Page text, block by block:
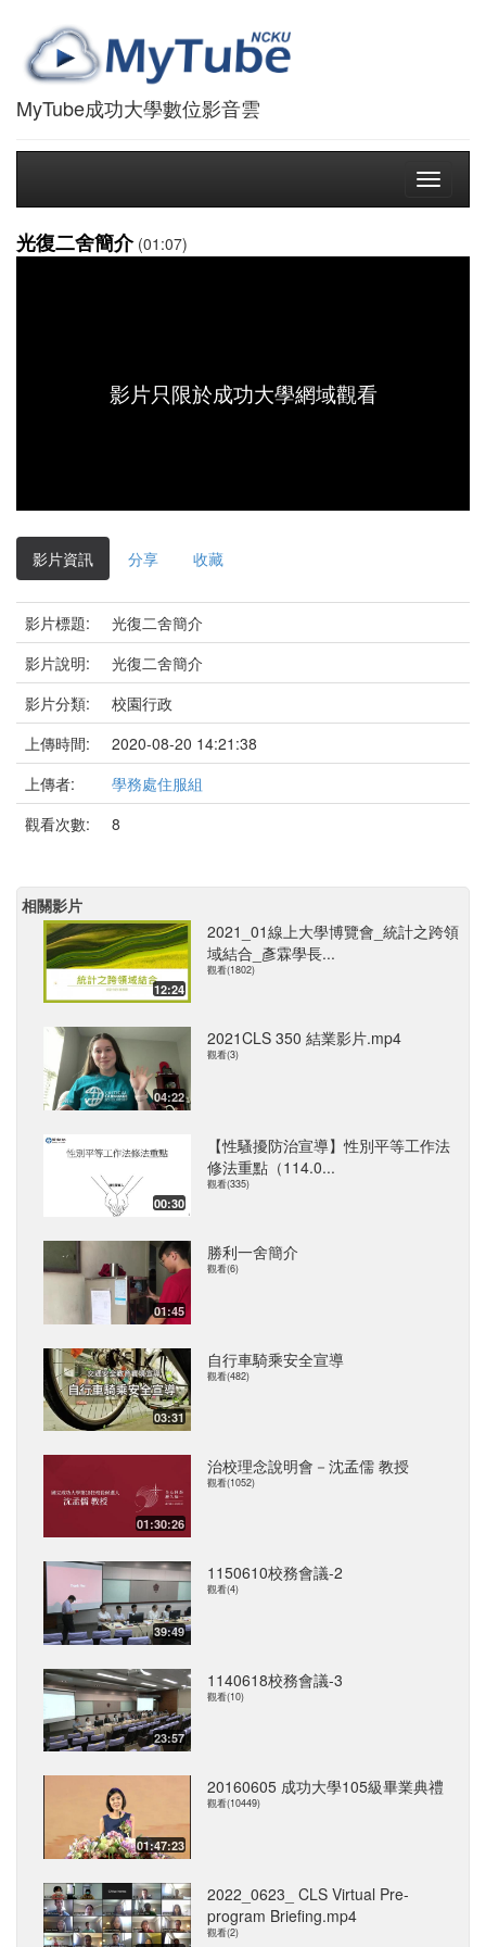
MyTube成功大學數位影音雲
Toggle
光復二舍簡介(01:07)
影片只限於成功大學網域觀看
影片資訊 分享 收藏
影片標題:
光復二舍簡介
影片說明:
光復二舍簡介
影片分類:
校園行政
上傳時間:
2020-08-20 14:21:38
上傳者:
學務處住服組
觀看次數:
8
相關影片
12:24
2021_01線上大學博覽會_統計之跨領
域結合_彥霖學長...
觀看(1802)
04:22
2021CLS 350 結業影片.mp4
觀看(3)
00:30
【性騷擾防治宣導】性別平等工作法
修法重點（114.0...
觀看(335)
01:45
勝利一舍簡介
觀看(6)
03:31
自行車騎乘安全宣導
觀看(482)
01:30:26
治校理念說明會－沈孟儒 教授
觀看(1052)
39:49
1150610校務會議-2
觀看(4)
23:57
1140618校務會議-3
觀看(10)
01:47:23
20160605 成功大學105級畢業典禮
觀看(10449)
2022_0623_ CLS Virtual Pre-
program Briefing.mp4
觀看(2)